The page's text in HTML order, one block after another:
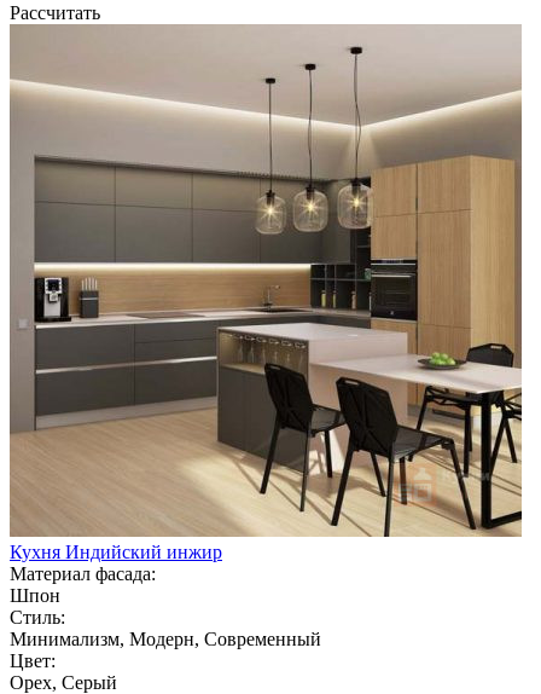
Рассчитать
Кухня Индийский инжир
Материал фасада:
Шпон
Стиль:
Минимализм, Модерн, Современный
Цвет:
Орех, Серый